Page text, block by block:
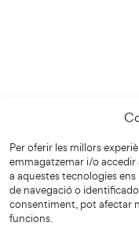
Per oferir les millors
emmagatzemar i/o
a aquestes tecnologies
de navegació o
consentiment, pot afectar
funcions.